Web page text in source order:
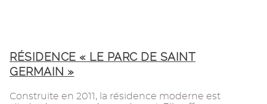
RÉSIDENCE « LE PARC DE SAINT
GERMAIN »
Construite en 2011, la résidence moderne est